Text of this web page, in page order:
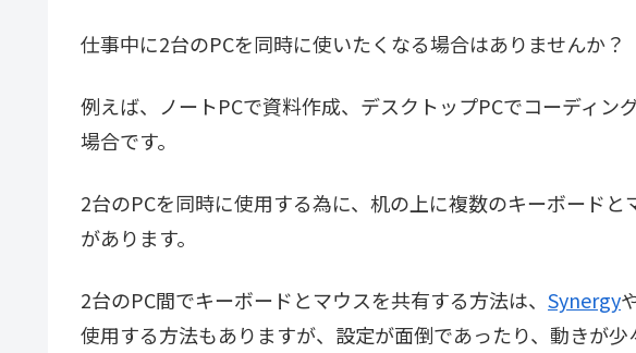
仕事中に2台のPCを同時に使いたくなる場合はありませんか？
例えば、ノートPCで資料作成、デスクトップPCでコーディン
場合です。
2台のPCを同時に使用する為に、机の上に複数のキーボード
があります。
2台のPC間でキーボードとマウスを共有する方法は、 Synergy
使用する方法もありますが、設定が面倒であったり、動きが少